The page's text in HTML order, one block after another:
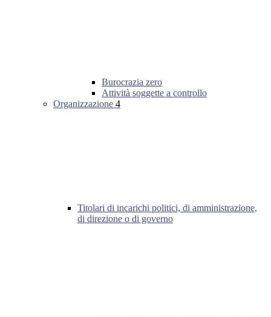
Burocrazia zero
Attività soggette a controllo
Organizzazione 4
Titolari di incarichi politici, di amministrazione,
di direzione o di governo